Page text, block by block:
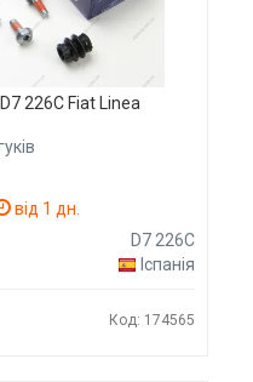
226C Fiat Linea
від 1 дн.
D7 226C
Іспанія
Код: 174565